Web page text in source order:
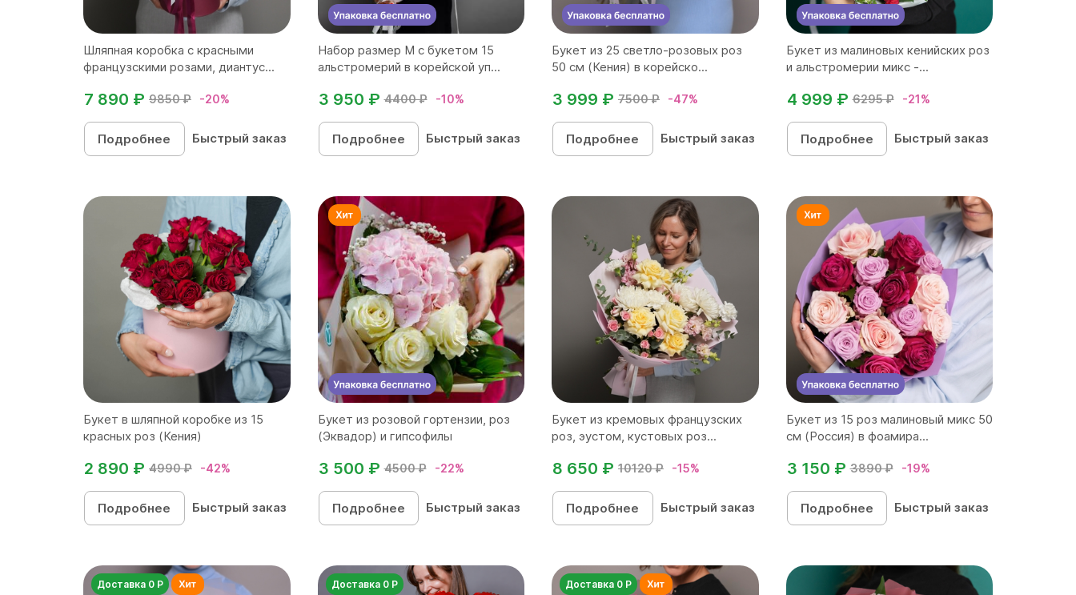
Шляпная коробка с красными
французскими розами, диантус...
9850 ₽ -20%
7 890 ₽
Подробнее Быстрый заказ
Набор размер M с букетом 15
альстромерий в корейской уп...
4400 ₽ -10%
3 950 ₽
Подробнее Быстрый заказ
Букет из 25 светло-розовых роз
50 см (Кения) в корейско...
7500 ₽ -47%
3 999 ₽
Подробнее Быстрый заказ
Букет из малиновых кенийских роз
и альстромерии микс -...
6295 ₽ -21%
4 999 ₽
Подробнее Быстрый заказ
Букет в шляпной коробке из 15
красных роз (Кения)
4990 ₽ -42%
2 890 ₽
Подробнее Быстрый заказ
Букет из розовой гортензии, роз
(Эквадор) и гипсофилы
4500 ₽ -22%
3 500 ₽
Подробнее Быстрый заказ
Букет из кремовых французских
роз, эустом, кустовых роз...
10120 ₽ -15%
8 650 ₽
Подробнее Быстрый заказ
Букет из 15 роз малиновый микс 50
см (Россия) в фоамира...
3890 ₽ -19%
3 150 ₽
Подробнее Быстрый заказ
Доставка 0 Р Доставка 0 Р Доставка 0 Р